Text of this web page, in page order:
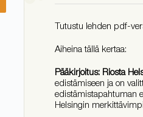
Tutustu lehden pdf-
Aiheina tällä kertaa:
Pääkirjoitus: Riosta
edistämiseen ja on
edistämistapahtuman
Helsingin